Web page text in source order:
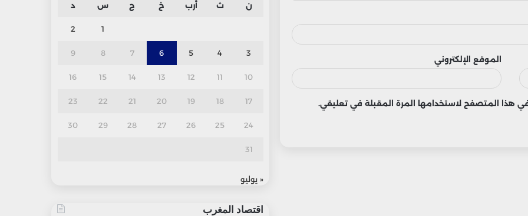
الموقع الإلكتروني
في هذا المتصفح لاستخدامها المرة المقبلة في تعليقي.
ن ث أرب خ ج س د
1
2
3
4
5
6
7
8
9
10
11
12
13
14
15
16
17
18
19
20
21
22
23
24
25
26
27
28
29
30
31
« يوليو
اقتصاد المغرب